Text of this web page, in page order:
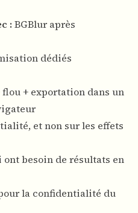
: BGBlur après
dédiés
+ exportation dans un
et non sur les effets
ont besoin de résultats en
la confidentialité du